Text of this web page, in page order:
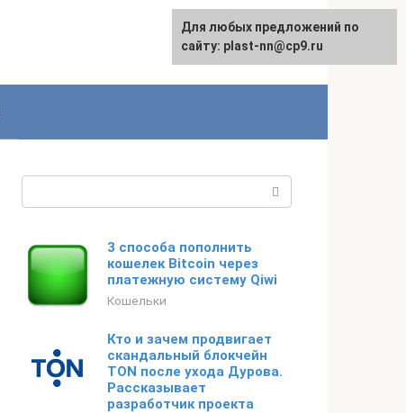
3 способа пополнить
кошелек Bitcoin через
платежную систему Qiwi
Кошельки
Кто и зачем продвигает
скандальный блокчейн
TON после ухода Дурова.
Рассказывает
разработчик проекта
Для любых предложений по
сайту: plast-nn@cp9.ru